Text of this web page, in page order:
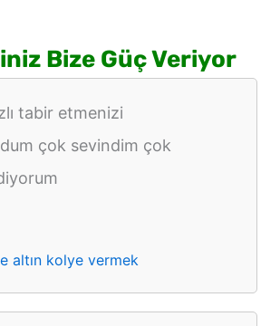
Bize Güç Veriyor
tabir etmenizi
çok sevindim çok
altın kolye vermek